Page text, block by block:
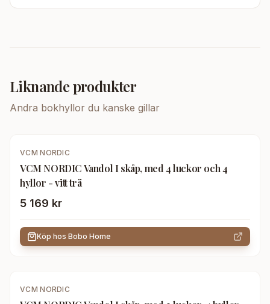
Liknande produkter
Andra bokhyllor du kanske gillar
VCM NORDIC
VCM NORDIC Vandol I skåp, med 4 luckor och 4
hyllor - vitt trä
5 169 kr
Köp hos Bobo Home
VCM NORDIC